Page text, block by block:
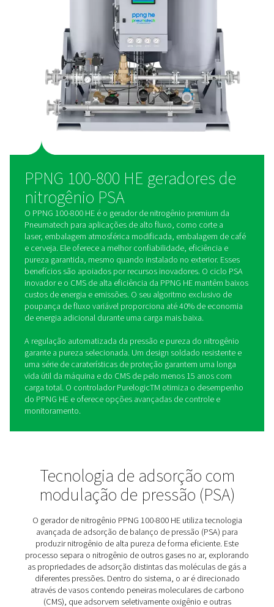
Menos energia, sem
O PPNG 100-800 HE reduz o consumo de energia e elimina
necessidade de entregas de nitrogênio engarrafadas,
os custos operacionais, eliminando as emissões
transporte.
PPNG 100-800 HE
nitrogênio PSA
O PPNG 100-800 HE é o gerador de nitrogênio
Pneumatech para aplicações de alto fluxo, como corte
laser, embalagem atmosférica modificada,
e cerveja. Ele oferece a melhor confiabilidade,
pureza garantida, mesmo quando instalado no
benefícios são apoiados por recursos inovadores. O